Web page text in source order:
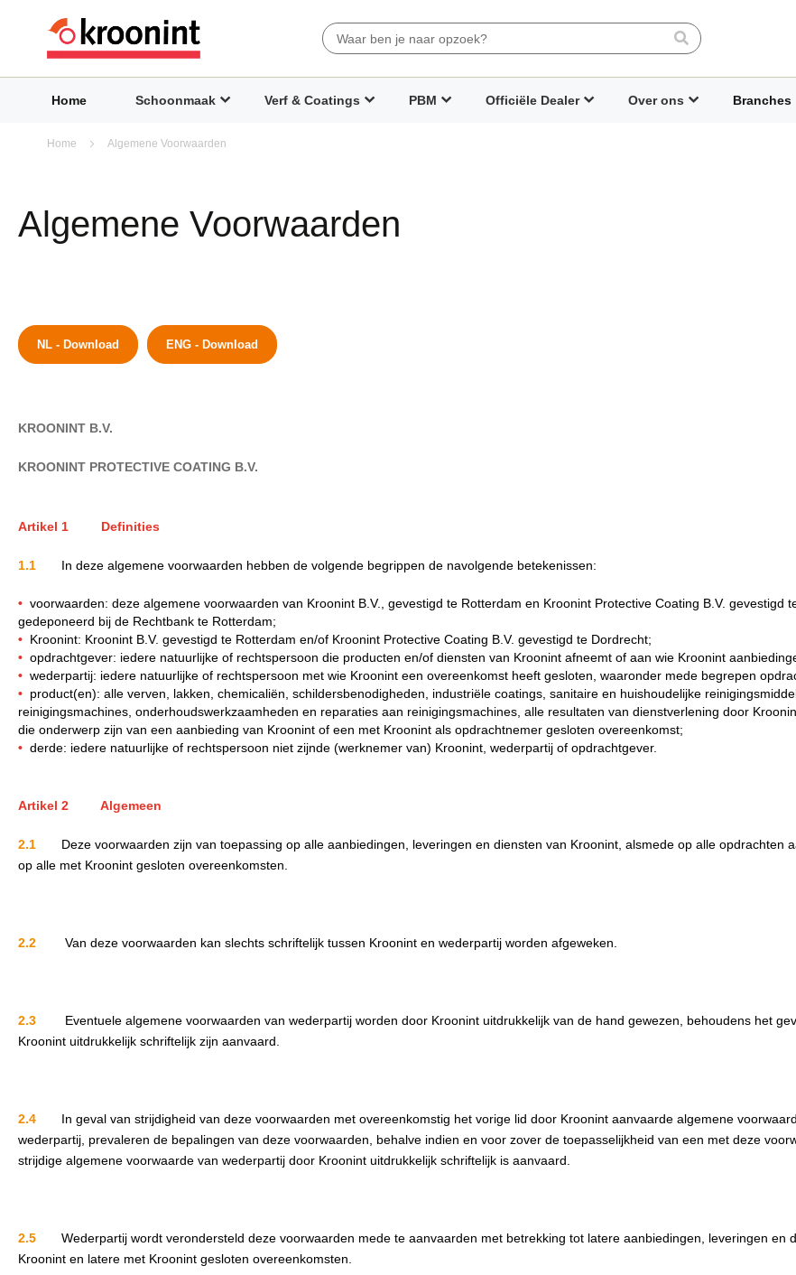
Search
Home Schoonmaak Verf & Coatings PBM Officiële Dealer Over ons Branches
Home Algemene Voorwaarden
Algemene Voorwaarden
NL - Download ENG - Download
KROONINT B.V.
KROONINT PROTECTIVE COATING B.V.
Artikel 1 Definities
1.1 In deze algemene voorwaarden hebben de volgende begrippen de navolgende betekenissen:
• voorwaarden: deze algemene voorwaarden van Kroonint B.V., gevestigd te Rotterdam en Kroonint Protective Coating B.V. gevestigd
gedeponeerd bij de Rechtbank te Rotterdam;
• Kroonint: Kroonint B.V. gevestigd te Rotterdam en/of Kroonint Protective Coating B.V. gevestigd te Dordrecht;
• opdrachtgever: iedere natuurlijke of rechtspersoon die producten en/of diensten van Kroonint afneemt of aan wie Kroonint
• wederpartij: iedere natuurlijke of rechtspersoon met wie Kroonint een overeenkomst heeft gesloten, waaronder mede begrepen
• product(en): alle verven, lakken, chemicaliën, schildersbenodigheden, industriële coatings, sanitaire en huishoudelijke
reinigingsmachines, onderhoudswerkzaamheden en reparaties aan reinigingsmachines, alle resultaten van dienstverlening door
die onderwerp zijn van een aanbieding van Kroonint of een met Kroonint als opdrachtnemer gesloten overeenkomst;
• derde: iedere natuurlijke of rechtspersoon niet zijnde (werknemer van) Kroonint, wederpartij of opdrachtgever.
Artikel 2 Algemeen
2.1
Deze voorwaarden zijn van toepassing op alle aanbiedingen, leveringen en diensten van Kroonint, alsmede op alle opdrachten
op alle met Kroonint gesloten overeenkomsten.
2.2 Van deze voorwaarden kan slechts schriftelijk tussen Kroonint en wederpartij worden afgeweken.
2.3
Eventuele algemene voorwaarden van wederpartij worden door Kroonint uitdrukkelijk van de hand gewezen, behoudens het
Kroonint uitdrukkelijk schriftelijk zijn aanvaard.
2.4
In geval van strijdigheid van deze voorwaarden met overeenkomstig het vorige lid door Kroonint aanvaarde algemene
wederpartij, prevaleren de bepalingen van deze voorwaarden, behalve indien en voor zover de toepasselijkheid van een met deze
strijdige algemene voorwaarde van wederpartij door Kroonint uitdrukkelijk schriftelijk is aanvaard.
2.5
Wederpartij wordt verondersteld deze voorwaarden mede te aanvaarden met betrekking tot latere aanbiedingen, leveringen en
Kroonint en latere met Kroonint gesloten overeenkomsten.